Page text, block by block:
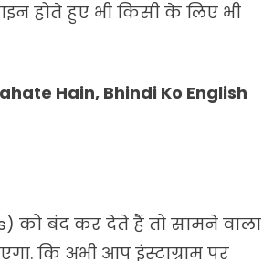
होते हुए भी किसी के लिए भी
Hain, Bhindi Ko English
को बंद कर देते हैं तो सामने वाला
कि अभी आप इंस्टाग्राम पर